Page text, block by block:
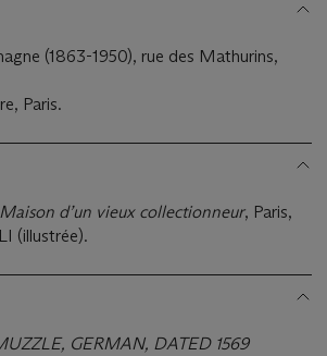
(1863-1950), rue des Mathurins,
Paris.
d’un vieux collectionneur, Paris,
(illustrée).
GERMAN, DATED 1569